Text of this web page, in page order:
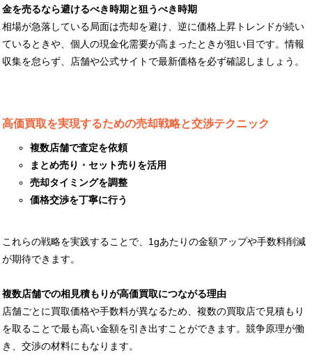
金を売るなら避けるべき時期と狙うべき時期
相場が急落している局面は売却を避け、逆に価格上昇トレンドが続い
ているときや、個人の現金化需要が高まったときが狙い目です。情報
収集を怠らず、店舗や公式サイトで最新価格を必ず確認しましょう。
高価買取を実現するための売却戦略と交渉テクニック
複数店舗で査定を依頼
まとめ売り・セット売りを活用
売却タイミングを調整
価格交渉を丁寧に行う
これらの戦略を実践することで、1gあたりの金額アップや手数料削減
が期待できます。
複数店舗での相見積もりが高価買取につながる理由
店舗ごとに買取価格や手数料が異なるため、複数の買取店で見積もり
を取ることで最も高い金額を引き出すことができます。競争原理が働
き、交渉の材料にもなります。